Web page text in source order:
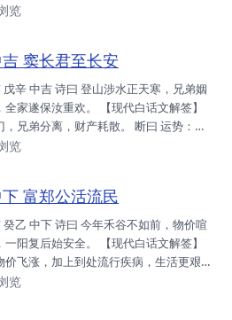
。 问疾病，有惊恐无碍。 问利，险中
奠基之时。 事业：不拘大小，皆是生
：身心俱健，应可怀之，唯小心对，避
成者，必有害耶，相性合后。 考试：
览
窦长君至长安
家遂保汝重欢。 【现代白话文解签】
兄弟分离，财产耗散。 断曰 运势：命
大吉大利。 家庭：造德作福，切莫自
，方可保全。 姻缘：自吾评价，是否可
：勤而拚耶，十年寒窗，坚守其道，终
就医，延迟不得，自我小心。 远行：
览
富郑公活流民
阳复后始安全。 【现代白话文解签】
飞涨，加上到处流行疾病，生活更艰
得安全。 求财今不如昔，口舌不测，疾
览